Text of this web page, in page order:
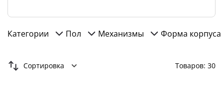
Категории Пол Механизмы Форма корпуса
Сортировка Товаров: 30